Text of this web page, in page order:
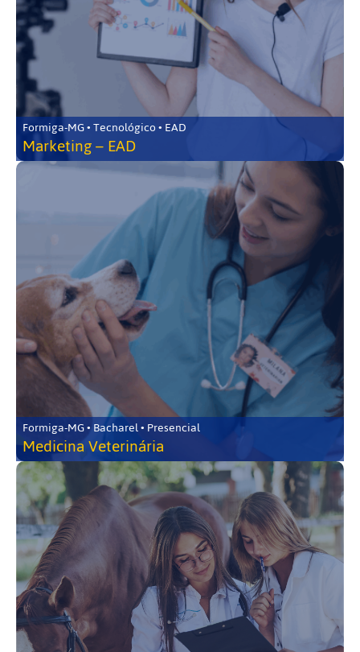
Formiga-MG • Tecnológico • EAD
Marketing – EAD
Formiga-MG • Bacharel • Presencial
Medicina Veterinária